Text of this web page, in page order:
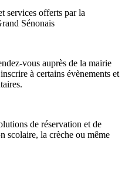
services offerts par la
Sénonais
vous auprès de la mairie
à certains évènements et
de réservation et de
scolaire, la crèche ou même